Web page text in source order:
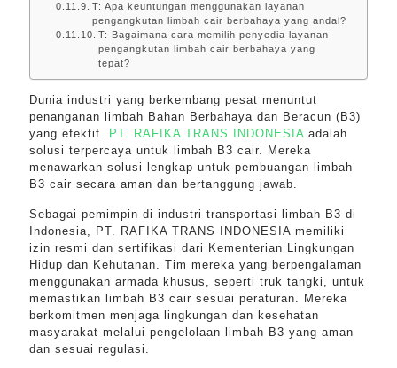
T: Apa keuntungan menggunakan layanan
pengangkutan limbah cair berbahaya yang andal?
T: Bagaimana cara memilih penyedia layanan
pengangkutan limbah cair berbahaya yang
tepat?
Dunia industri yang berkembang pesat menuntut
penanganan limbah Bahan Berbahaya dan Beracun (B3)
yang efektif. PT. RAFIKA TRANS INDONESIA adalah
solusi terpercaya untuk limbah B3 cair. Mereka
menawarkan solusi lengkap untuk pembuangan limbah
B3 cair secara aman dan bertanggung jawab.
Sebagai pemimpin di industri transportasi limbah B3 di
Indonesia, PT. RAFIKA TRANS INDONESIA memiliki
izin resmi dan sertifikasi dari Kementerian Lingkungan
Hidup dan Kehutanan. Tim mereka yang berpengalaman
menggunakan armada khusus, seperti truk tangki, untuk
memastikan limbah B3 cair sesuai peraturan. Mereka
berkomitmen menjaga lingkungan dan kesehatan
masyarakat melalui pengelolaan limbah B3 yang aman
dan sesuai regulasi.